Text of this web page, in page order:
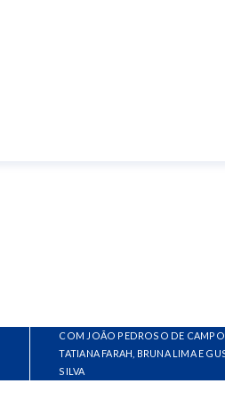
COM JOÃO PEDROSO DE
TATIANA FARAH, BRUNA LIMA E
SILVA